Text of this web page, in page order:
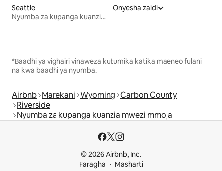
Seattle
Nyumba za kupanga kuanzia mwezi mmoja
Onyesha zaidi
*Baadhi ya vighairi vinaweza kutumika katika maeneo fulani
na kwa baadhi ya nyumba.
Airbnb Marekani Wyoming Carbon County
Riverside
Nyumba za kupanga kuanzia mwezi mmoja
© 2026 Airbnb, Inc.
Faragha
Masharti